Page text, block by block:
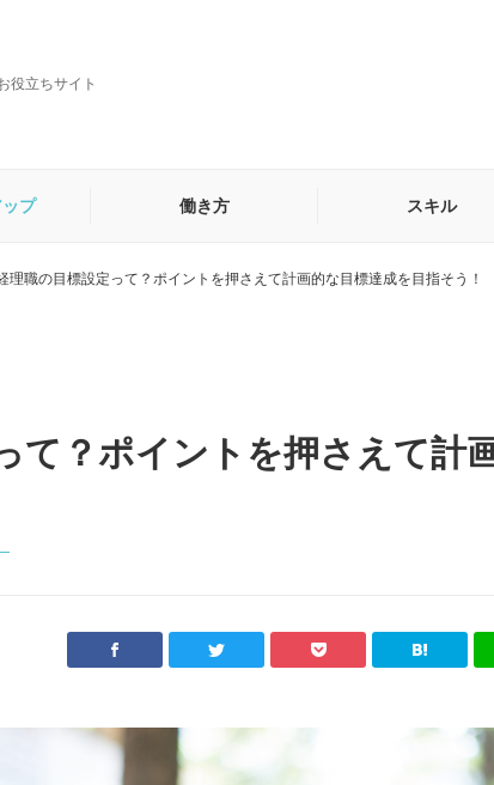
役立ちサイト
理 貿易・海外営業事務 秘書
プ 働き方 スキル
理職の目標設定って？ポイントを押さえて計画的な目標達成を目指そう！
て？ポイントを押さえて計